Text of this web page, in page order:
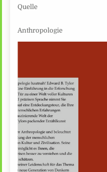
Quelle
Anthropologie